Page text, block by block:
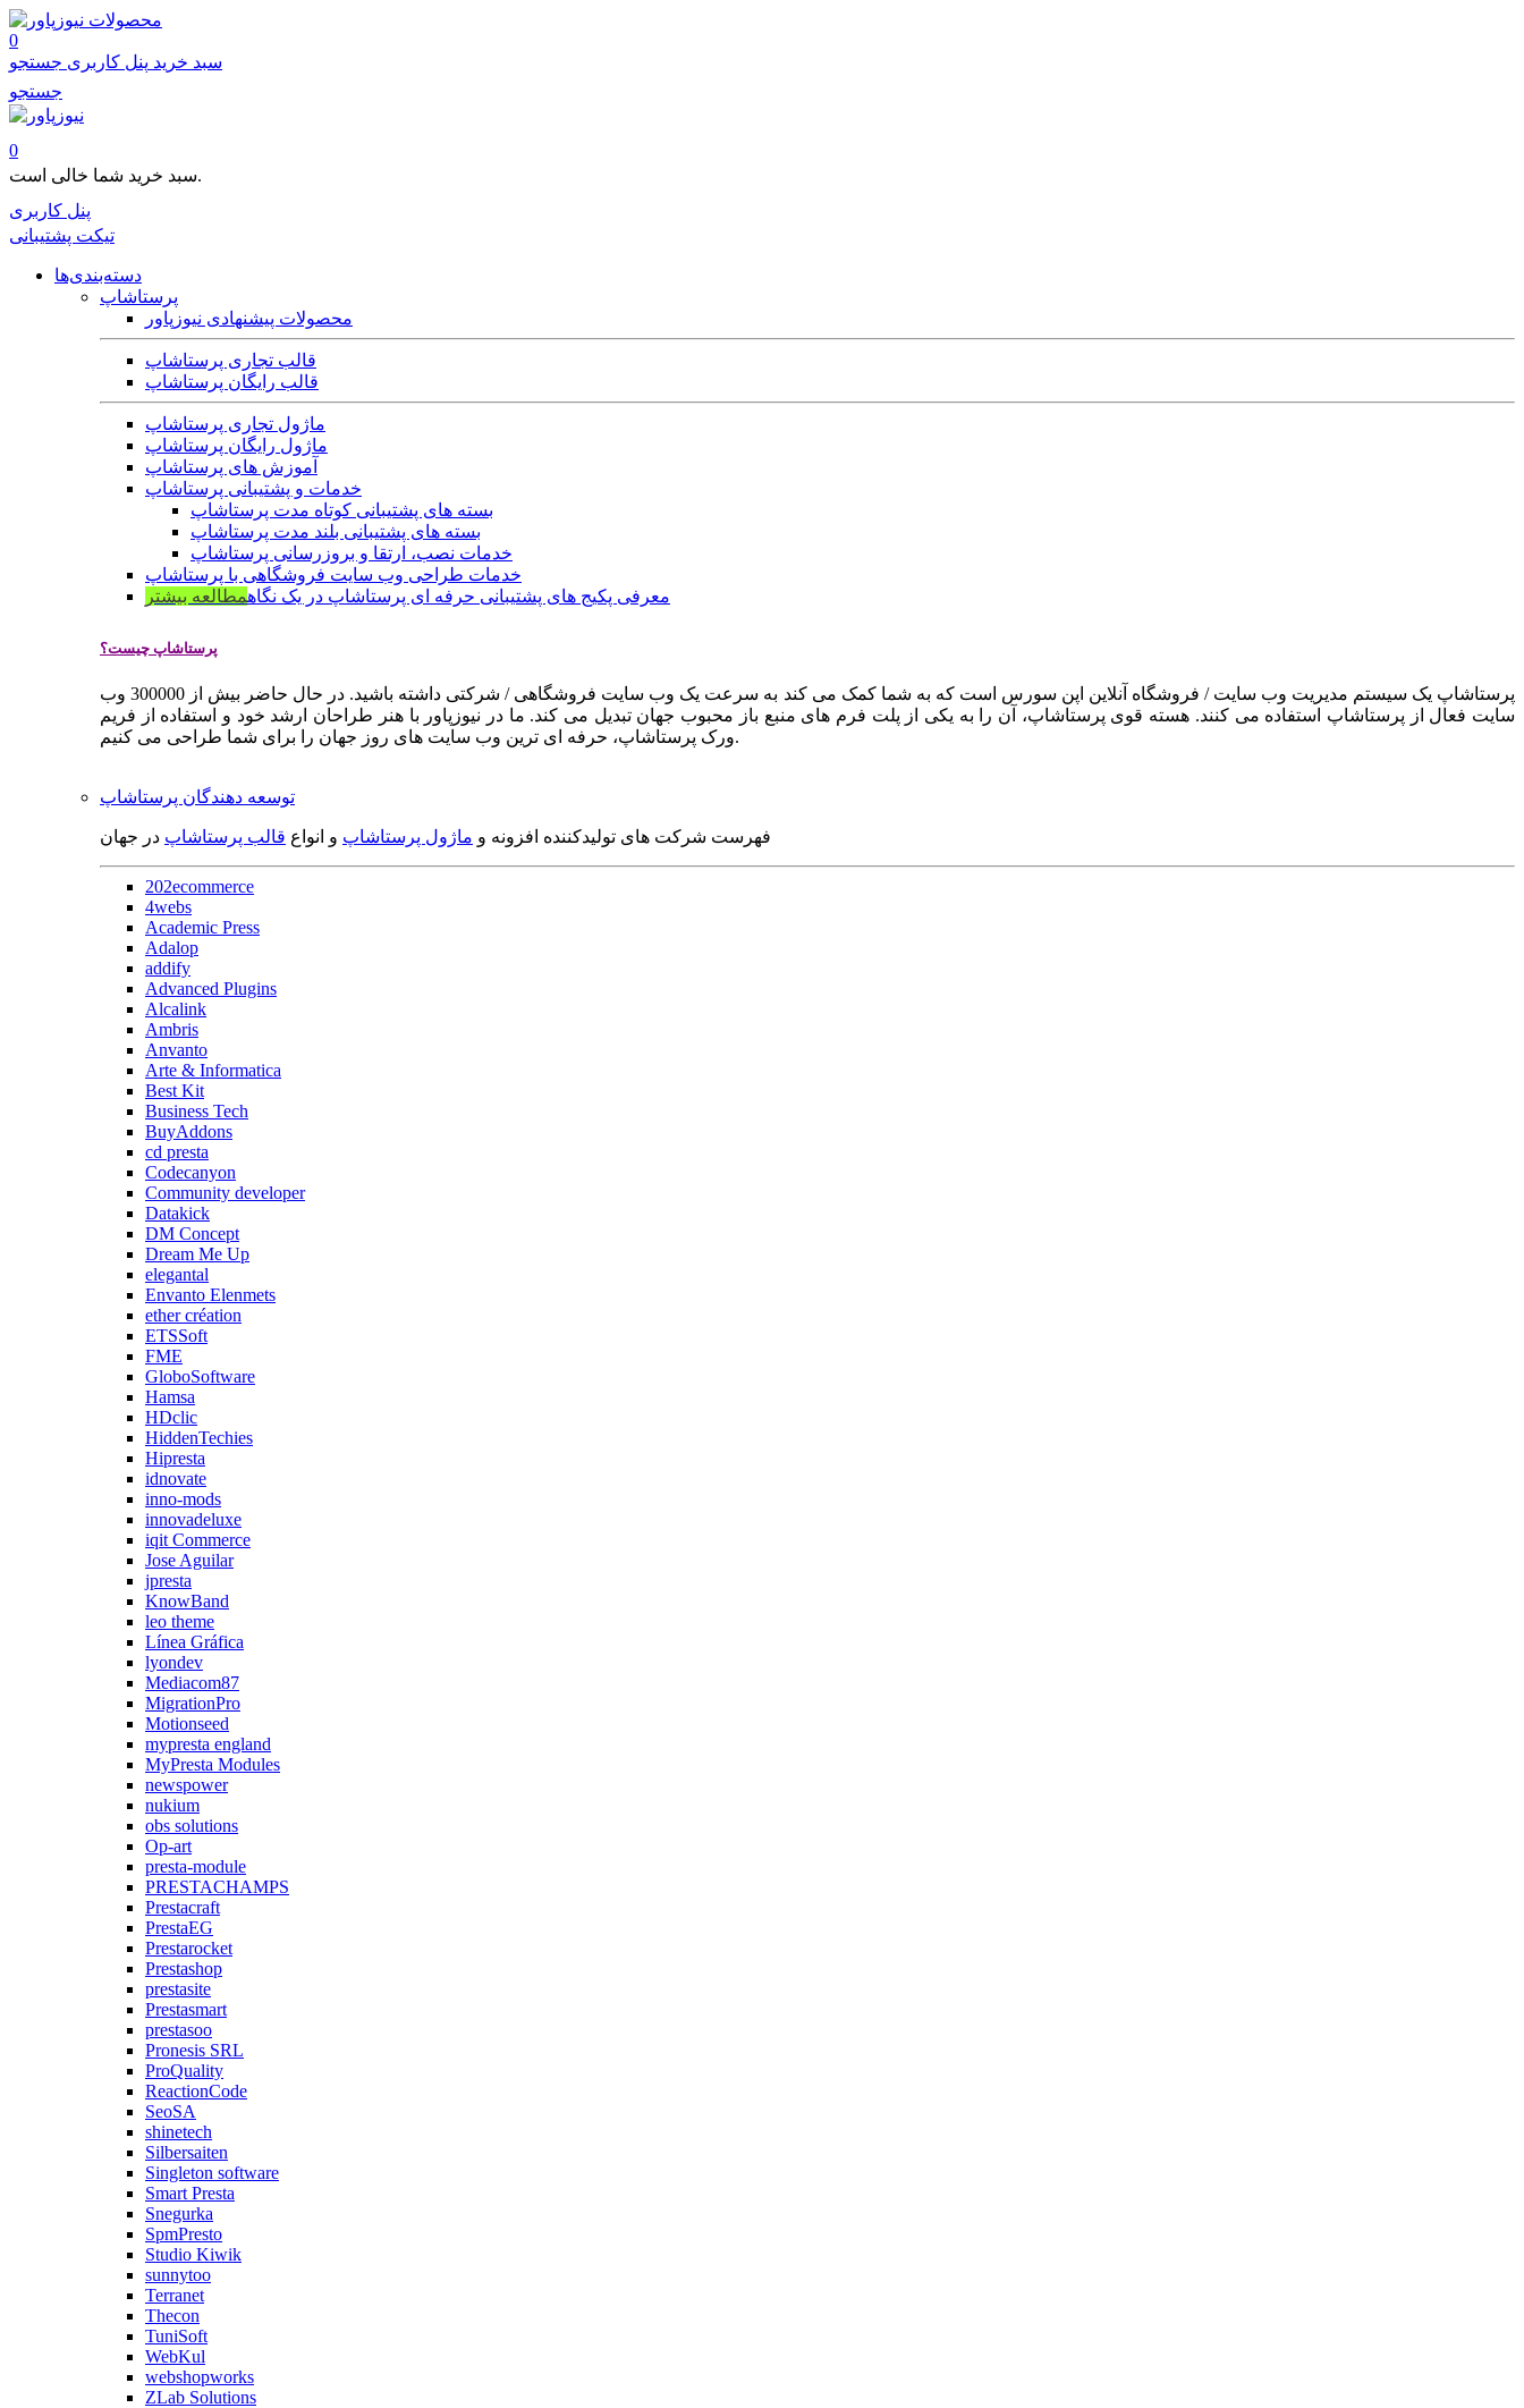
محصولات
0
سبد خرید پنل کاربری جستجو
جستجو
0
سبد خرید شما خالی است.
پنل کاربری
تیکت پشتیبانی
دسته‌بندی‌ها
پرستاشاپ
محصولات پیشنهادی نیوزپاور
قالب تجاری پرستاشاپ
قالب رایگان پرستاشاپ
ماژول تجاری پرستاشاپ
ماژول رایگان پرستاشاپ
آموزش های پرستاشاپ
خدمات و پشتیبانی پرستاشاپ
بسته های پشتیبانی کوتاه مدت پرستاشاپ
بسته های پشتیبانی بلند مدت پرستاشاپ
خدمات نصب، ارتقا و بروزرسانی پرستاشاپ
خدمات طراحی وب سایت فروشگاهی با پرستاشاپ
معرفی پکیج های پشتیبانی حرفه ای پرستاشاپ در یک نگاهمطالعه بیشتر
پرستاشاپ چیست؟
پرستاشاپ یک سیستم مدیریت وب سایت / فروشگاه آنلاین اپن سورس است که به شما کمک می کند به سرعت یک وب سایت فروشگاهی / شرکتی داشته باشید. در حال حاضر بیش از 300000 وب
سایت فعال از پرستاشاپ استفاده می کنند. هسته قوی پرستاشاپ، آن را به یکی از پلت فرم های منبع باز محبوب جهان تبدیل می کند. ما در نیوزپاور با هنر طراحان ارشد خود و استفاده از فریم
ورک پرستاشاپ، حرفه ای ترین وب سایت های روز جهان را برای شما طراحی می کنیم.
توسعه دهندگان پرستاشاپ
فهرست شرکت های تولیدکننده افزونه و ماژول پرستاشاپ و انواع قالب پرستاشاپ در جهان
202ecommerce
4webs
Academic Press
Adalop
addify
Advanced Plugins
Alcalink
Ambris
Anvanto
Arte & Informatica
Best Kit
Business Tech
BuyAddons
cd presta
Codecanyon
Community developer
Datakick
DM Concept
Dream Me Up
elegantal
Envanto Elenmets
ether création
ETSSoft
FME
GloboSoftware
Hamsa
HDclic
HiddenTechies
Hipresta
idnovate
inno-mods
innovadeluxe
iqit Commerce
Jose Aguilar
jpresta
KnowBand
leo theme
Línea Gráfica
lyondev
Mediacom87
MigrationPro
Motionseed
mypresta england
MyPresta Modules
newspower
nukium
obs solutions
Op-art
presta-module
PRESTACHAMPS
Prestacraft
PrestaEG
Prestarocket
Prestashop
prestasite
Prestasmart
prestasoo
Pronesis SRL
ProQuality
ReactionCode
SeoSA
shinetech
Silbersaiten
Singleton software
Smart Presta
Snegurka
SpmPresto
Studio Kiwik
sunnytoo
Terranet
Thecon
TuniSoft
WebKul
webshopworks
ZLab Solutions